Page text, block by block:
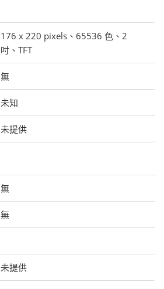
176 x 220 pixels、65536 色、2
吋、TFT
無
未知
未提供
無
無
未提供